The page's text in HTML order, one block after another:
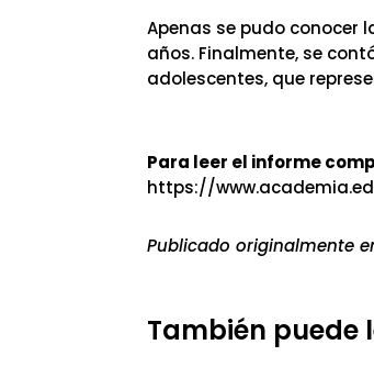
Apenas se pudo conocer
años. Finalmente, se
adolescentes, que
Para leer el informe
https://
Publicado originalmente
También puede